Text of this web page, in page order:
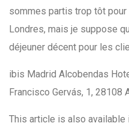
sommes partis trop tôt
Londres, mais je suppose
déjeuner décent pour les
ibis Madrid Alcobendas
Francisco Gervás, 1, 28108
This article is also available